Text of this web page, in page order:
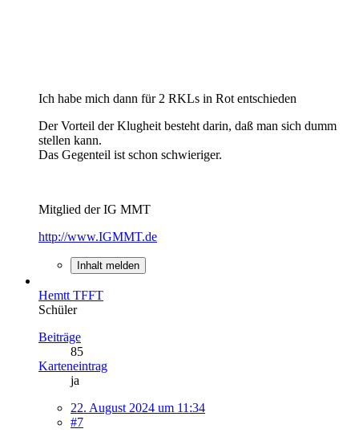
Ich habe mich dann für 2 RKLs in Rot entschieden
Der Vorteil der Klugheit besteht darin, daß man sich dumm
stellen kann.
Das Gegenteil ist schon schwieriger.
Mitglied der IG MMT
http://www.IGMMT.de
Inhalt melden
Hemtt TFFT
Schüler
Beiträge
85
Karteneintrag
ja
22. August 2024 um 11:34
#7